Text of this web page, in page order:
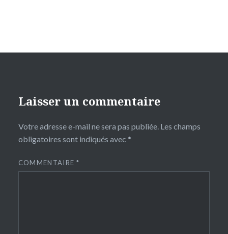
Laisser un commentaire
Votre adresse e-mail ne sera pas publiée. Les champs
obligatoires sont indiqués avec *
COMMENTAIRE*